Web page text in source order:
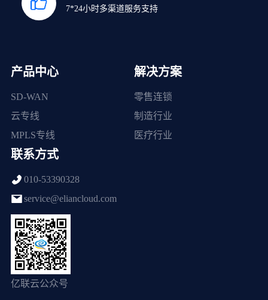
7*24小时多渠道服务支持
产品中心
SD-WAN
云专线
MPLS专线
解决方案
零售连锁
制造行业
医疗行业
联系方式
010-53390328
service@eliancloud.com
亿联云公众号